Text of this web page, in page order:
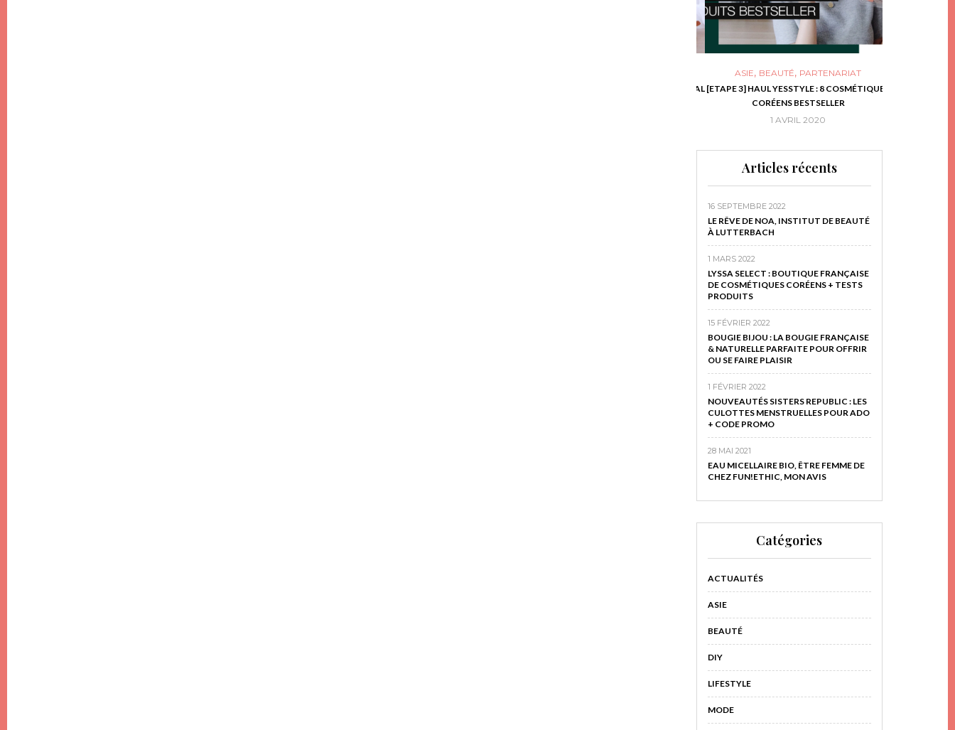
ASIE,BEAUTÉ,PARTENARIAT
[ETAPE 3] HAUL YESSTYLE : 8 COSMÉTIQUES
CORÉENS BESTSELLER
1 AVRIL 2020
Articles récents
16 SEPTEMBRE 2022
LE RÊVE DE NOA, INSTITUT DE BEAUTÉ
À LUTTERBACH
1 MARS 2022
LYSSA SELECT : BOUTIQUE FRANÇAISE
DE COSMÉTIQUES CORÉENS + TESTS
PRODUITS
15 FÉVRIER 2022
BOUGIE BIJOU : LA BOUGIE FRANÇAISE
& NATURELLE PARFAITE POUR OFFRIR
OU SE FAIRE PLAISIR
1 FÉVRIER 2022
NOUVEAUTÉS SISTERS REPUBLIC : LES
CULOTTES MENSTRUELLES POUR ADO
+ CODE PROMO
28 MAI 2021
EAU MICELLAIRE BIO, ÊTRE FEMME DE
CHEZ FUN!ETHIC, MON AVIS
Catégories
ACTUALITÉS
ASIE
BEAUTÉ
DIY
LIFESTYLE
MODE